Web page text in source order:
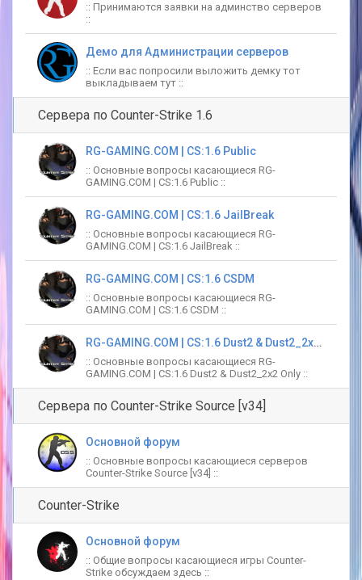
:: Принимаются заявки на админство серверов
::
Демо для Администрации серверов
:: Если вас попросили выложить демку тот
выкладываем тут ::
Сервера по Counter-Strike 1.6
RG-GAMING.COM | CS:1.6 Public
:: Основные вопросы касающиеся RG-
GAMING.COM | CS:1.6 Public ::
RG-GAMING.COM | CS:1.6 JailBreak
:: Основные вопросы касающиеся RG-
GAMING.COM | CS:1.6 JailBreak ::
RG-GAMING.COM | CS:1.6 CSDM
:: Основные вопросы касающиеся RG-
GAMING.COM | CS:1.6 CSDM ::
RG-GAMING.COM | CS:1.6 Dust2 & Dust2_2x2 Only
:: Основные вопросы касающиеся RG-
GAMING.COM | CS:1.6 Dust2 & Dust2_2x2 Only ::
Сервера по Counter-Strike Source [v34]
Основной форум
:: Основные вопросы касающиеся серверов
Counter-Strike Source [v34] ::
Counter-Strike
Основной форум
:: Общие вопросы касающиеся игры Counter-
Strike обсуждаем здесь ::